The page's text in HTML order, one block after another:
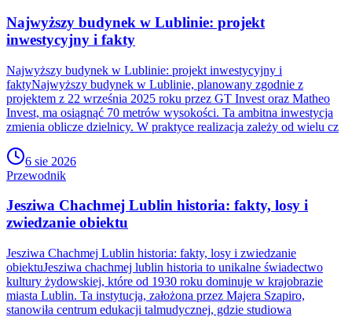
Najwyższy budynek w Lublinie: projekt
inwestycyjny i fakty
Najwyższy budynek w Lublinie: projekt inwestycyjny i
faktyNajwyższy budynek w Lublinie, planowany zgodnie z
projektem z 22 września 2025 roku przez GT Invest oraz Matheo
Invest, ma osiągnąć 70 metrów wysokości. Ta ambitna inwestycja
zmienia oblicze dzielnicy. W praktyce realizacja zależy od wielu cz
6 sie 2026
Przewodnik
Jesziwa Chachmej Lublin historia: fakty, losy i
zwiedzanie obiektu
Jesziwa Chachmej Lublin historia: fakty, losy i zwiedzanie
obiektuJesziwa chachmej lublin historia to unikalne świadectwo
kultury żydowskiej, które od 1930 roku dominuje w krajobrazie
miasta Lublin. Ta instytucja, założona przez Majera Szapiro,
stanowiła centrum edukacji talmudycznej, gdzie studiowa